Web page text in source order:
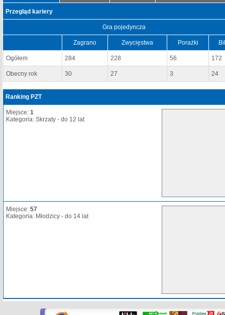
Przegląd kariery
Gra pojedyncza
Zagrano Zwycięstwa Porażki
Ogółem 284 228 56 172
Obecny rok 30 27 3 24
Ranking PZT
Miejsce: 1
Kategoria: Skrzaty - do 12 lat
Miejsce: 57
Kategoria: Młodzicy - do 14 lat